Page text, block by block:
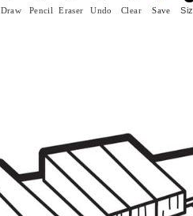
Draw Pencil Eraser Undo Clear Save